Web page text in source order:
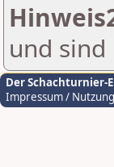
und
Der Schachturnier-
Impressum /